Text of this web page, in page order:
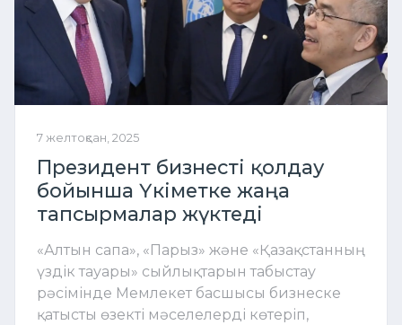
7 желтоқсан, 2025
Президент бизнесті қолдау
бойынша Үкіметке жаңа
тапсырмалар жүктеді
«Алтын сапа», «Парыз» және «Қазақстанның
үздік тауары» сыйлықтарын табыстау
рәсімінде Мемлекет басшысы бизнеске
қатысты өзекті мәселелерді көтеріп,